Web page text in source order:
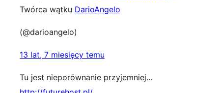
Twórca wątku DarioAngelo
(@darioangelo)
13 lat, 7 miesięcy temu
Tu jest nieporównanie przyjemniej…